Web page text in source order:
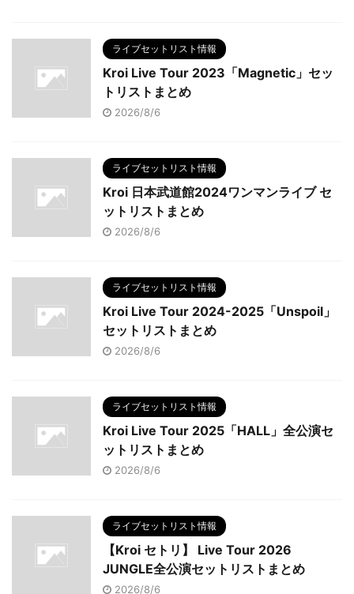
ライブセットリスト情報
Kroi Live Tour 2023「Magnetic」セッ
トリストまとめ
2026/8/6
ライブセットリスト情報
Kroi 日本武道館2024ワンマンライブ セ
ットリストまとめ
2026/8/6
ライブセットリスト情報
Kroi Live Tour 2024-2025「Unspoil」
セットリストまとめ
2026/8/6
ライブセットリスト情報
Kroi Live Tour 2025「HALL」全公演セ
ットリストまとめ
2026/8/6
ライブセットリスト情報
【Kroi セトリ】 Live Tour 2026
JUNGLE全公演セットリストまとめ
2026/8/6